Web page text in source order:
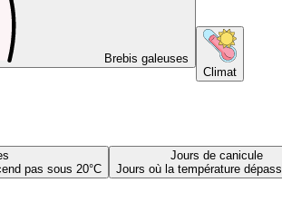
Brebis galeuses
Climat
pas sous 20°C
Jours de canicule
Jours où la température